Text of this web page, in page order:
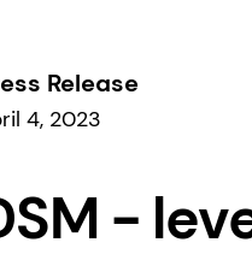
Release
4, 2023
-